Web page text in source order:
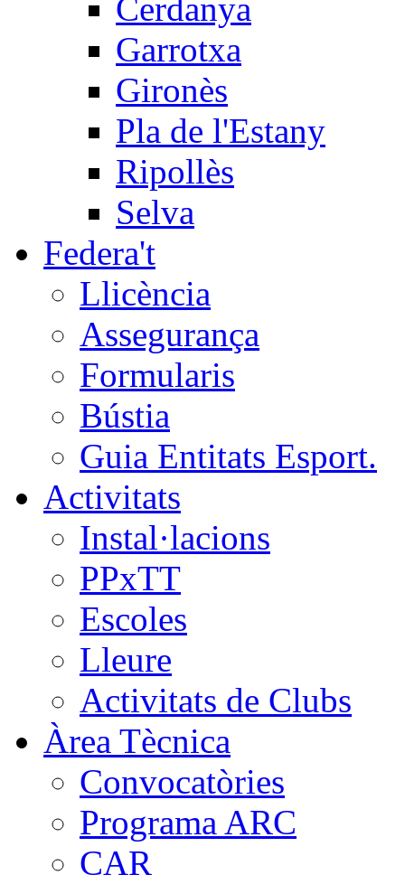
Cerdanya
Garrotxa
Gironès
Pla de l'Estany
Ripollès
Selva
Federa't
Llicència
Assegurança
Formularis
Bústia
Guia Entitats Esport.
Activitats
Instal·lacions
PPxTT
Escoles
Lleure
Activitats de Clubs
Àrea Tècnica
Convocatòries
Programa ARC
CAR